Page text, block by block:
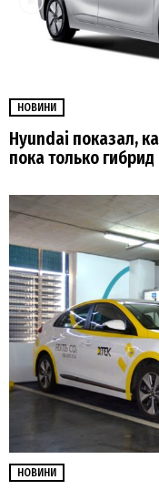
НОВИНИ
Hyundai показал,
пока только гибрид
НОВИНИ